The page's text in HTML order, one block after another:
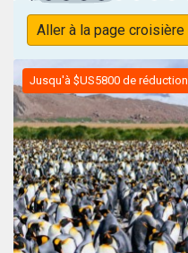
Aller à la page croisière
Jusqu'à $US5800 de réduction